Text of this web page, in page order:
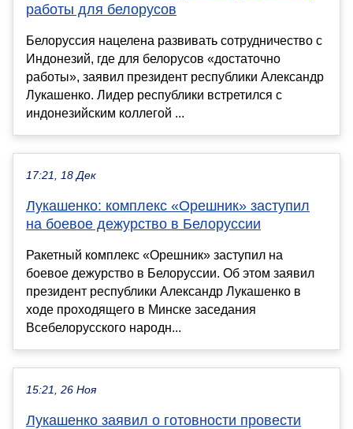
работы для белорусов
Белоруссия нацелена развивать сотрудничество с
Индонезий, где для белорусов «достаточно
работы», заявил президент республики Александр
Лукашенко. Лидер республики встретился с
индонезийским коллегой ...
17:21, 18 Дек
Лукашенко: комплекс «Орешник» заступил
на боевое дежурство в Белоруссии
Ракетный комплекс «Орешник» заступил на
боевое дежурство в Белоруссии. Об этом заявил
президент республики Александр Лукашенко в
ходе проходящего в Минске заседания
Всебелорусского народн...
15:21, 26 Ноя
Лукашенко заявил о готовности провести